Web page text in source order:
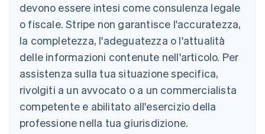
devono essere intesi come consulenza legale
o fiscale. Stripe non garantisce l'accuratezza,
la completezza, l'adeguatezza o l'attualità
delle informazioni contenute nell'articolo. Per
assistenza sulla tua situazione specifica,
rivolgiti a un avvocato o a un commercialista
competente e abilitato all'esercizio della
professione nella tua giurisdizione.
English
Austria
Deutsch
Belgio
NederlandsFrançais DeutschEnglish
Brasile
Bulgaria
English